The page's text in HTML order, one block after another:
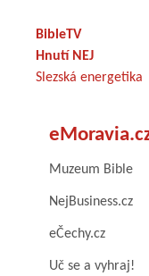
BibleTV
Hnutí NEJ
Slezská energetika
Muzeum Bible
NejBusiness.cz
eČechy.cz
Uč se a vyhraj!